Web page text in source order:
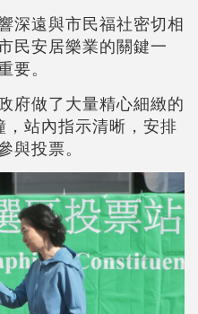
深遠與市民福社密切相
民安居樂業的關鍵一
要。
府做了大量精心細緻的
站內指示清晰，安排
與投票。